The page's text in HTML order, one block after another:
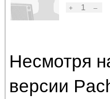
+
1 –
Несмотря
версии